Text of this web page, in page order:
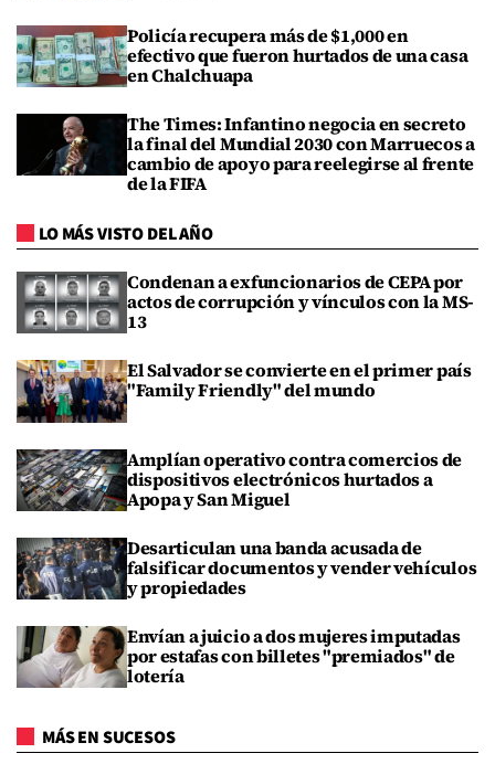
Policía recupera más de $1,000 en
efectivo que fueron hurtados de una casa
en Chalchuapa
The Times: Infantino negocia en secreto
la final del Mundial 2030 con Marruecos a
cambio de apoyo para reelegirse al frente
de la FIFA
LO MÁS VISTO DEL AÑO
Condenan a exfuncionarios de CEPA por
actos de corrupción y vínculos con la MS-
13
El Salvador se convierte en el primer país
"Family Friendly" del mundo
Amplían operativo contra comercios de
dispositivos electrónicos hurtados a
Apopa y San Miguel
Desarticulan una banda acusada de
falsificar documentos y vender vehículos
y propiedades
Envían a juicio a dos mujeres imputadas
por estafas con billetes "premiados" de
lotería
MÁS EN SUCESOS